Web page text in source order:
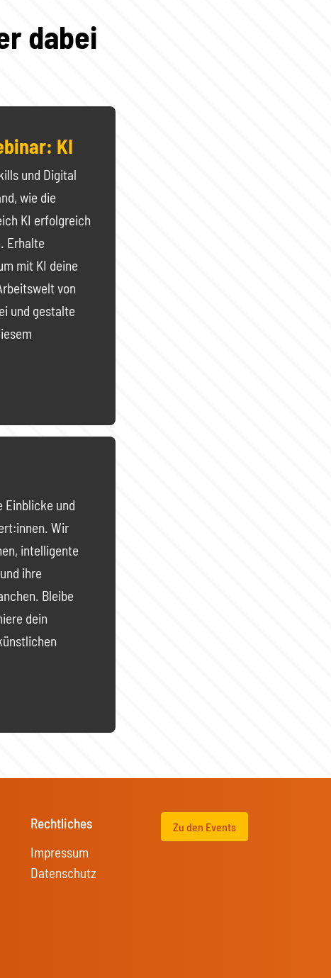
dabei
KI
und Digital
wie die
KI erfolgreich
Erhalte
mit KI deine
von
und gestalte
Einblicke und
Wir
intelligente
ihre
Bleibe
dein
Rechtliches
Impressum
Datenschutz
Zu den Events